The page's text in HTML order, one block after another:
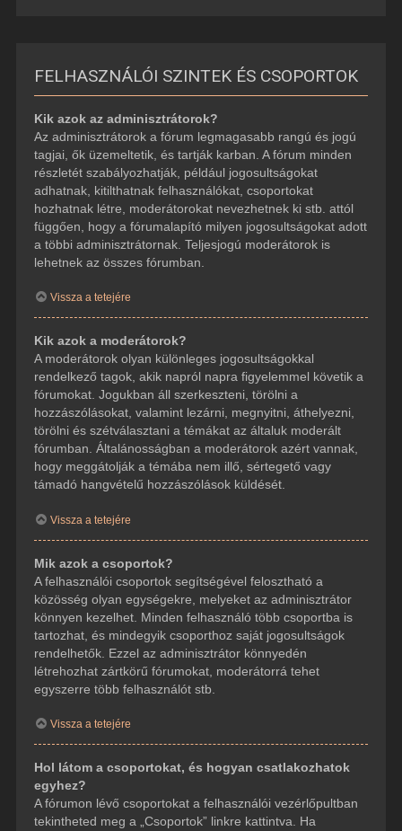
FELHASZNÁLÓI SZINTEK ÉS CSOPORTOK
Kik azok az adminisztrátorok?
Az adminisztrátorok a fórum legmagasabb rangú és jogú
tagjai, ők üzemeltetik, és tartják karban. A fórum minden
részletét szabályozhatják, például jogosultságokat
adhatnak, kitilthatnak felhasználókat, csoportokat
hozhatnak létre, moderátorokat nevezhetnek ki stb. attól
függően, hogy a fórumalapító milyen jogosultságokat adott
a többi adminisztrátornak. Teljesjogú moderátorok is
lehetnek az összes fórumban.
Vissza a tetejére
Kik azok a moderátorok?
A moderátorok olyan különleges jogosultságokkal
rendelkező tagok, akik napról napra figyelemmel követik a
fórumokat. Jogukban áll szerkeszteni, törölni a
hozzászólásokat, valamint lezárni, megnyitni, áthelyezni,
törölni és szétválasztani a témákat az általuk moderált
fórumban. Általánosságban a moderátorok azért vannak,
hogy meggátolják a témába nem illő, sértegető vagy
támadó hangvételű hozzászólások küldését.
Vissza a tetejére
Mik azok a csoportok?
A felhasználói csoportok segítségével felosztható a
közösség olyan egységekre, melyeket az adminisztrátor
könnyen kezelhet. Minden felhasználó több csoportba is
tartozhat, és mindegyik csoporthoz saját jogosultságok
rendelhetők. Ezzel az adminisztrátor könnyedén
létrehozhat zártkörű fórumokat, moderátorrá tehet
egyszerre több felhasználót stb.
Vissza a tetejére
Hol látom a csoportokat, és hogyan csatlakozhatok
egyhez?
A fórumon lévő csoportokat a felhasználói vezérlőpultban
tekintheted meg a „Csoportok” linkre kattintva. Ha